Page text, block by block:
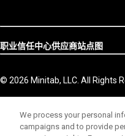
职业信任中心供应商站点图
© 2026 Minitab, LLC. All Rights
We process your personal
campaigns and to provide